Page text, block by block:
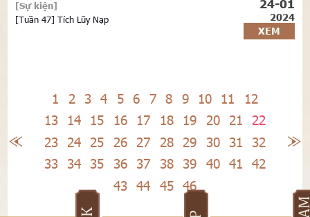
[Sự kiện]
[Tuần 47] Tích Lũy Nạp
24-01
2024
XEM
1 2 3 4 5 6 7 8 9 10 11
12
13
14 15 16 17 18 19 20 21 22
23 24 25 26 27 28 29 30 31
32
33 34 35 36 37 38 39 40 41 42
43 44 45 46